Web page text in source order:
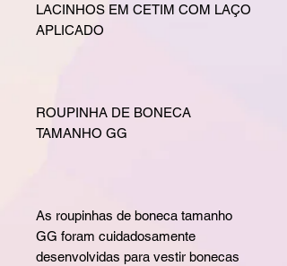
LACINHOS EM CETIM COM LAÇO
APLICADO
ROUPINHA DE BONECA
TAMANHO GG
As roupinhas de boneca tamanho
GG foram cuidadosamente
desenvolvidas para vestir bonecas